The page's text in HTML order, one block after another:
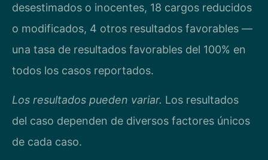
desestimados o inocentes, 18 cargos reducidos
o modificados, 4 otros resultados favorables —
una tasa de resultados favorables del 100% en
todos los casos reportados.
Los resultados pueden variar. Los resultados
del caso dependen de diversos factores únicos
de cada caso.